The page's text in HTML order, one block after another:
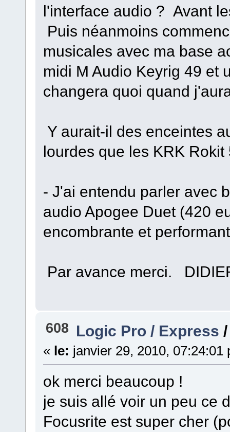
l'interface audio ? Avant
Puis néanmoins
musicales avec ma base
midi M Audio Keyrig 49 et
changera quoi quand
Y aurait-il des enceintes
lourdes que les KRK Rokit
- J'ai entendu parler avec
audio Apogee Duet (420
encombrante et
Par avance merci.
608 Logic Pro / Express
« le: janvier 29, 2010, 07:24:01
ok merci beaucoup !
je suis allé voir un peu ce
Focusrite est super cher